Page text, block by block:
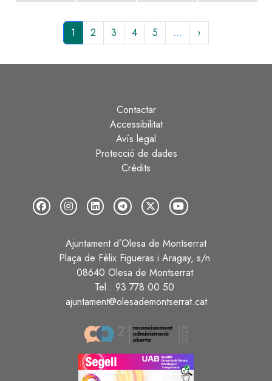
Pàgina
actual
1 Page
2 Page
3 Page
4 Page
5
…
Contactar
Accessibilitat
Avís legal
Protecció de dades
Crèdits
Ajuntament d’Olesa de Montserrat
Plaça de Fèlix Figueras i Aragay, s/n
08640 Olesa de Montserrat
Tel.: 93 778 00 50
ajuntament@olesademontserrat.cat
Image
Image